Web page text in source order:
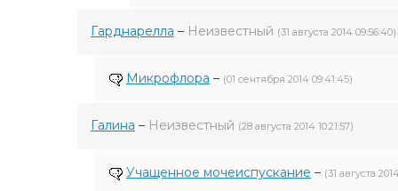
Гарднарелла – Неизвестный (31 августа 2014 09:56:40)
Микрофлора – (01 сентября 2014 09:41:45)
Галина – Неизвестный (28 августа 2014 10:21:57)
Учащенное мочеиспускание – (31 августа